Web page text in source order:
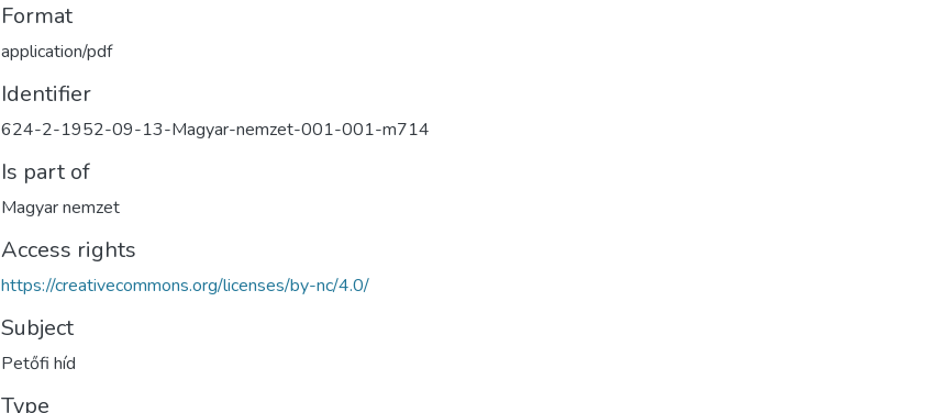
Format
application/pdf
Identifier
624-2-1952-09-13-Magyar-nemzet-001-001-m714
Is part of
Magyar nemzet
Access rights
https://creativecommons.org/licenses/by-nc/4.0/
Subject
Petőfi híd
Type